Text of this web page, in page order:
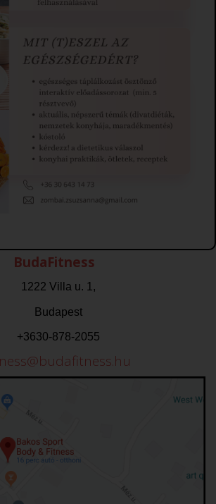
BudaFitness
1222 Villa u. 1,
Budapest
+3630-878-2055